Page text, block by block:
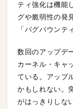
ティ強化は機能
グや脆弱性の発
「バグバウンテ
数回のアップデ
カーネル・キャ
ている。アップ
かもしれない。
がはっきりしな